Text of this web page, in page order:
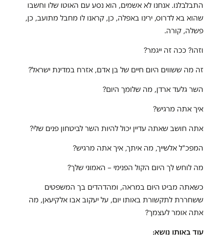
התבלבלנו. אנחנו לא אשמים, הוא נסע עם האוטו שלו וחשבו
שהוא בא לדרוס, ירינו באפלה, כן, קראנו לו מחבל מתועב, כן,
פשלה, קורה.
וזהו? ככה זה ייגמר?
זה מה ששווים היום חיים של בן אדם, אזרח במדינת ישראל?
השר גלעד ארדן, מה שלומך היום?
איך אתה מרגיש?
אתה חושב שאתה עדיין יכול להיות השר לביטחון פנים שלי?
המפכ"ל אלשייך, מה איתך, איך אתה מרגיש?
מה לוחש לך היום הקול הפנימי – האמוני שלך?
כשאתה מביט היום במראה, ומהדהדים בך המשפטים
ששחררת לתקשורת באותו יום, על יעקוב אבו אלקיעאן, מה
אתה אומר לעצמך?
עוד באותו נושא: